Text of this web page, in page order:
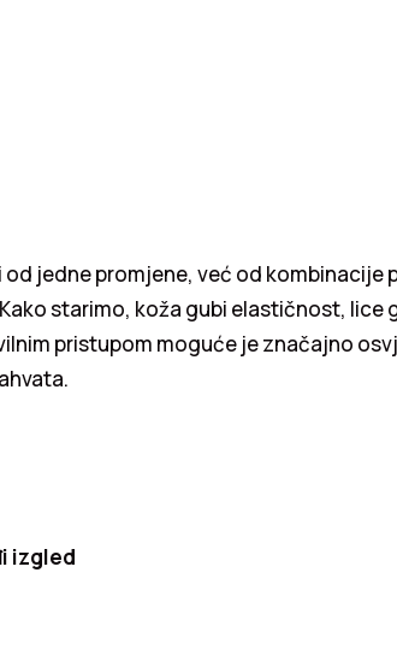
jedne promjene, već od kombinacije
starimo, koža gubi elastičnost, lice
pristupom moguće je značajno
izgled